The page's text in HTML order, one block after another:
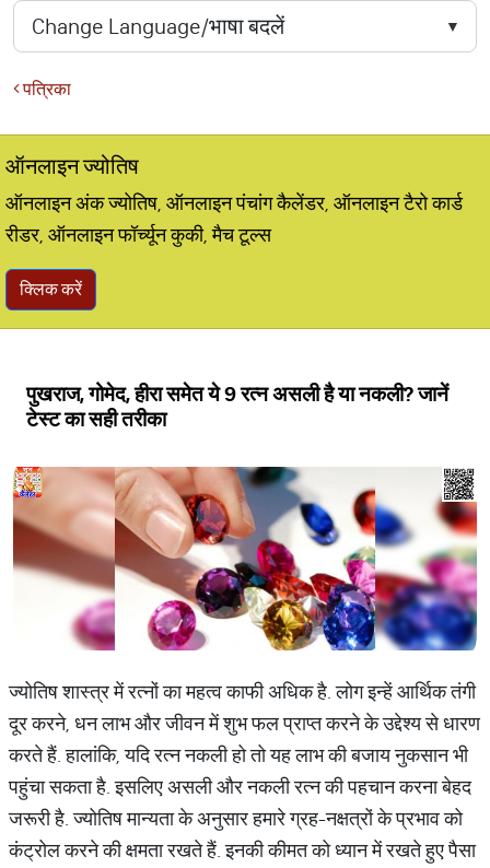
पत्रिका
ऑनलाइन ज्योतिष
ऑनलाइन अंक ज्योतिष, ऑनलाइन पंचांग कैलेंडर, ऑनलाइन टैरो कार्ड
रीडर, ऑनलाइन फॉर्च्यून कुकी, मैच टूल्स
क्लिक करें
पुखराज, गोमेद, हीरा समेत ये 9 रत्न असली है या नकली? जानें
टेस्ट का सही तरीका
ज्योतिष शास्त्र में रत्नों का महत्व काफी अधिक है. लोग इन्हें आर्थिक तंगी
दूर करने, धन लाभ और जीवन में शुभ फल प्राप्त करने के उद्देश्य से धारण
करते हैं. हालांकि, यदि रत्न नकली हो तो यह लाभ की बजाय नुकसान भी
पहुंचा सकता है. इसलिए असली और नकली रत्न की पहचान करना बेहद
जरूरी है. ज्योतिष मान्यता के अनुसार हमारे ग्रह-नक्षत्रों के प्रभाव को
कंट्रोल करने की क्षमता रखते हैं. इनकी कीमत को ध्यान में रखते हुए पैसा